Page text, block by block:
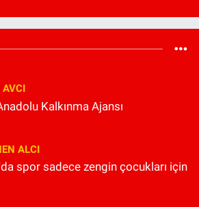
AVCI
Kalkınma Ajansı
ALCI
spor sadece zengin çocukları için